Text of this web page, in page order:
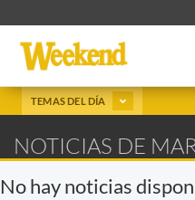
TEMAS DEL DÍA
NOTICIAS DE
No hay noticias